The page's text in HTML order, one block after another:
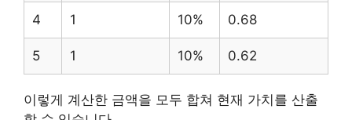
4 1 10% 0.68
5 1 10% 0.62
이렇게 계산한 금액을 모두 합쳐 현재 가치를 산출